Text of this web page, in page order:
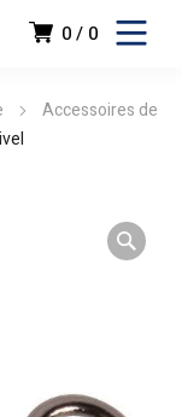
0 0
Accessoires de